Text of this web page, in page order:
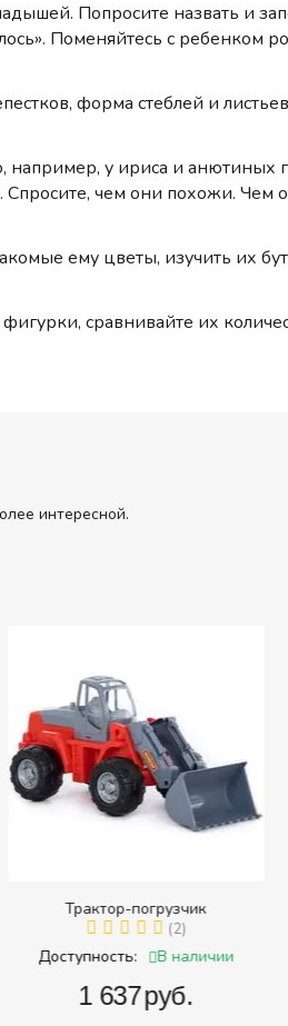
Попросите назвать и
Поменяйтесь с ребенком
форма стеблей и листьев,
у ириса и анютиных
чем они похожи. Чем
ему цветы, изучить их
сравнивайте их
интересной.
Трактор-погрузчик
(2)
Доступность: В наличии
‍1 637‍ руб.